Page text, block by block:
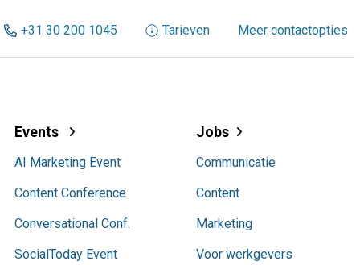
+31 30 200 1045 Tarieven Meer contactopties
Events
AI Marketing Event
Content Conference
Conversational Conf.
SocialToday Event
Jobs
Communicatie
Content
Marketing
Voor werkgevers